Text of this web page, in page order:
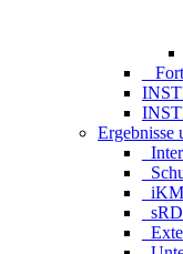
_
Ergebnisse